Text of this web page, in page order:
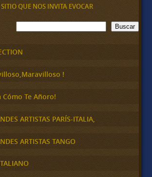
SITIO QUE NOS INVITA EVOCAR
B
u
c
a
Buscar
!
Cómo Te Añoro!
ARTISTAS PARÍS-ITALIA,
ARTISTAS TANGO